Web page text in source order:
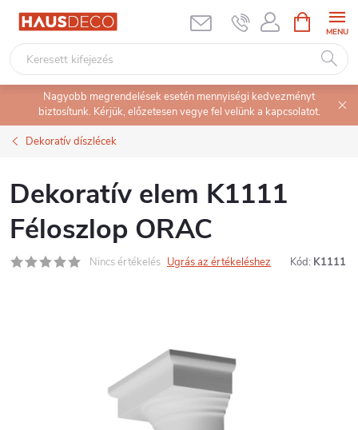
Ugrás
tartalomhoz
KOSÁR
Nagyobb megrendelések esetén mennyiségi kedvezményt
biztosítunk. Kérjük, előzetesen vegye fel velünk a kapcsolatot.
Dekoratív díszlécek
Dekoratív elem K1111
Féloszlop ORAC
Nincs értékelés Ugrás az értékeléshez Kód: K1111